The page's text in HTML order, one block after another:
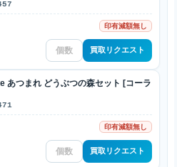
印有減額無し
買取リクエスト
あつまれ どうぶつの森セット [コーラ
印有減額無し
買取リクエスト